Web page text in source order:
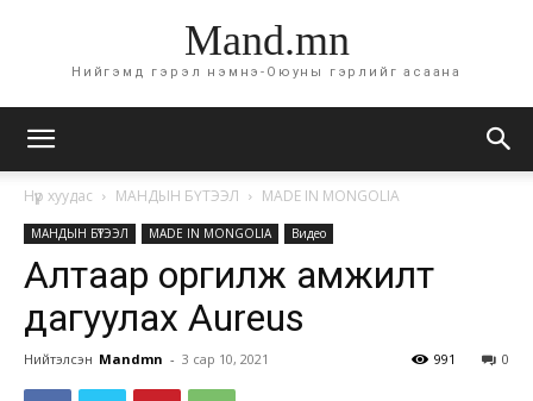
Mand.mn
Нийгэмд гэрэл нэмнэ-Оюуны гэрлийг асаана
Нүүр хуудас МАНДЫН БҮТЭЭЛ MADE IN MONGOLIA
МАНДЫН БҮТЭЭЛ MADE IN MONGOLIA Видео
Алтаар оргилж амжилт
дагуулах Aureus
Нийтэлсэн Mandmn - 3 сар 10, 2021 0
991